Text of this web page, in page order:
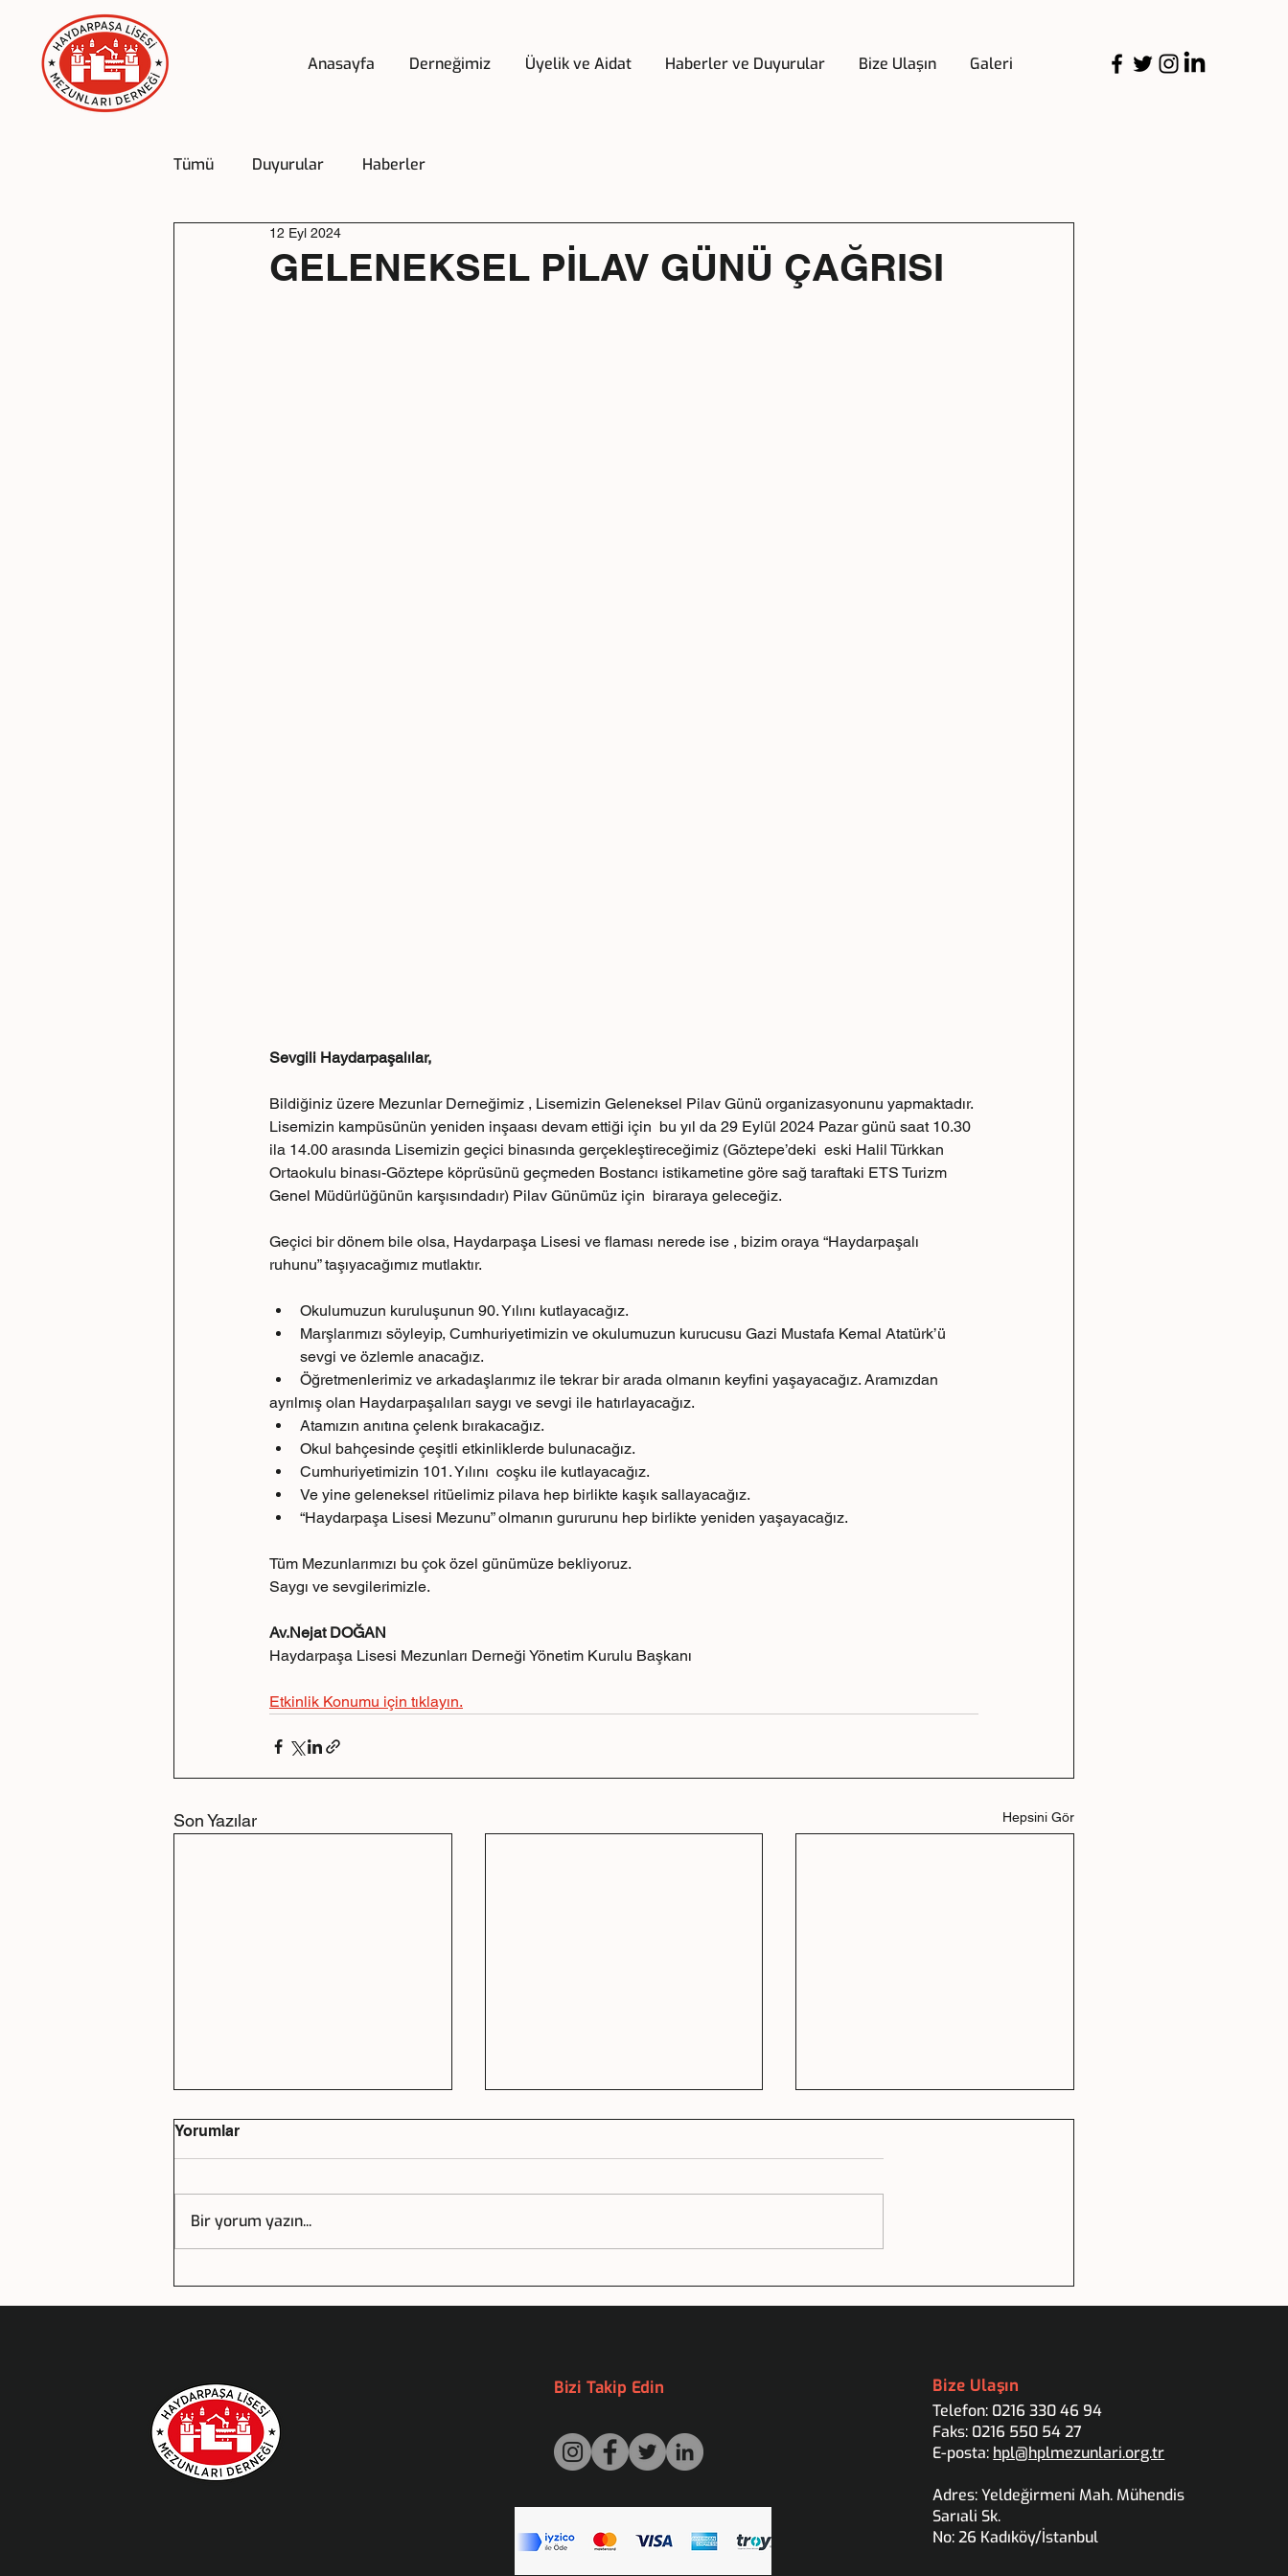
Anasayfa Derneğimiz Üyelik ve Aidat Haberler ve Duyurular Bize Ulaşın Galeri
Tümü Duyurular Haberler
GELENEKSEL PİLAV GÜNÜ ÇAĞRISI
12 Eyl 2024
Sevgili Haydarpaşalılar,
Bildiğiniz üzere Mezunlar Derneğimiz , Lisemizin Geleneksel Pilav Günü organizasyonunu yapmaktadır.
Lisemizin kampüsünün yeniden inşaası devam ettiği için  bu yıl da 29 Eylül 2024 Pazar günü saat 10.30
ila 14.00 arasında Lisemizin geçici binasında gerçekleştireceğimiz (Göztepe’deki  eski Halil Türkkan
Ortaokulu binası-Göztepe köprüsünü geçmeden Bostancı istikametine göre sağ taraftaki ETS Turizm
Genel Müdürlüğünün karşısındadır) Pilav Günümüz için  biraraya geleceğiz.
Geçici bir dönem bile olsa, Haydarpaşa Lisesi ve flaması nerede ise , bizim oraya “Haydarpaşalı
ruhunu” taşıyacağımız mutlaktır.
Okulumuzun kuruluşunun 90. Yılını kutlayacağız.
Marşlarımızı söyleyip, Cumhuriyetimizin ve okulumuzun kurucusu Gazi Mustafa Kemal Atatürk’ü
sevgi ve özlemle anacağız.
Öğretmenlerimiz ve arkadaşlarımız ile tekrar bir arada olmanın keyfini yaşayacağız. Aramızdan
ayrılmış olan Haydarpaşalıları saygı ve sevgi ile hatırlayacağız.
Atamızın anıtına çelenk bırakacağız.
Okul bahçesinde çeşitli etkinliklerde bulunacağız.
Cumhuriyetimizin 101. Yılını  coşku ile kutlayacağız.
⁠Ve yine geleneksel ritüelimiz pilava hep birlikte kaşık sallayacağız.
⁠“Haydarpaşa Lisesi Mezunu” olmanın gururunu hep birlikte yeniden yaşayacağız.
Tüm Mezunlarımızı bu çok özel günümüze bekliyoruz.
Saygı ve sevgilerimizle.
Av.Nejat DOĞAN
Haydarpaşa Lisesi Mezunları Derneği Yönetim Kurulu Başkanı
Etkinlik Konumu için tıklayın.
Son Yazılar Hepsini Gör
Yorumlar
Bir yorum yazın...
Bizi Takip Edin
Bize Ulaşın
Telefon: 0216 330 46 94
Faks: 0216 550 54 27
E-posta: hpl@hplmezunlari.org.tr
Adres: Yeldeğirmeni Mah. Mühendis
Sarıali Sk.
No: 26 Kadıköy/İstanbul